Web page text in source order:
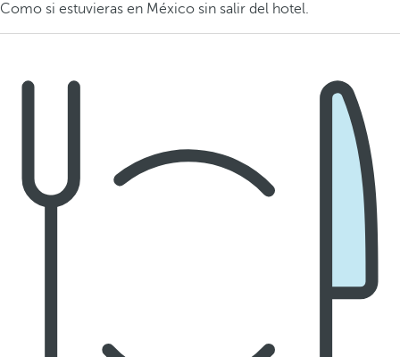
Como si estuvieras en México sin salir del hotel.